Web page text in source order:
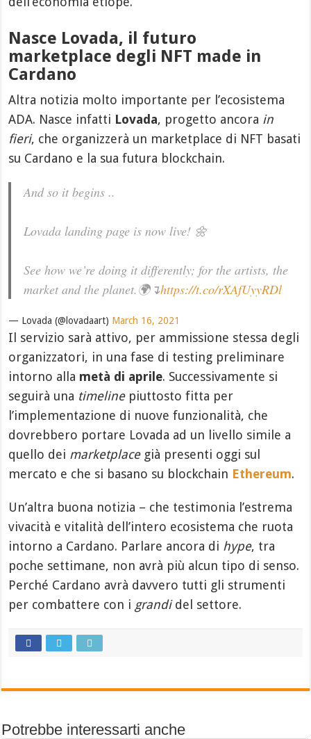
Nasce Lovada, il futuro
marketplace degli NFT made in
Cardano
Altra notizia molto importante per l’ecosistema
ADA. Nasce infatti Lovada, progetto ancora in
fieri, che organizzerà un marketplace di NFT basati
su Cardano e la sua futura blockchain.
And so it begins ..
Lovada landing page is now live! 🌼
See how we’re doing it differently; for the artists, the
market and the planet.🌍↴https://t.co/rXAfUyyRDl
— Lovada (@lovadaart) March 16, 2021
Il servizio sarà attivo, per ammissione stessa degli
organizzatori, in una fase di testing preliminare
intorno alla metà di aprile. Successivamente si
seguirà una timelinepiuttosto fitta per
l’implementazione di nuove funzionalità, che
dovrebbero portare Lovada ad un livello simile a
quello dei marketplacegià presenti oggi sul
mercato e che si basano su blockchain Ethereum.
Un’altra buona notizia – che testimonia l’estrema
vivacità e vitalità dell’intero ecosistema che ruota
intorno a Cardano. Parlare ancora di hype, tra
poche settimane, non avrà più alcun tipo di senso.
Perché Cardano avrà davvero tutti gli strumenti
per combattere con i grandidel settore.
Potrebbe interessarti anche